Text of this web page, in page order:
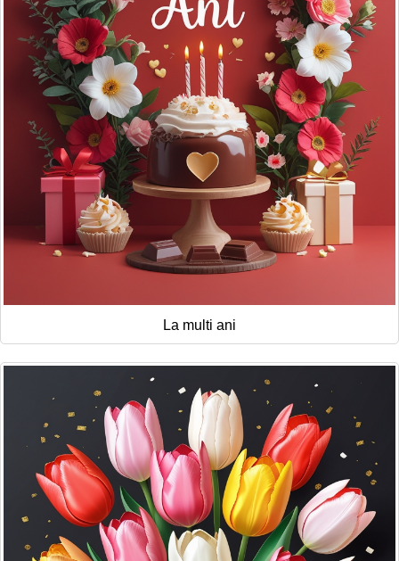
La multi ani